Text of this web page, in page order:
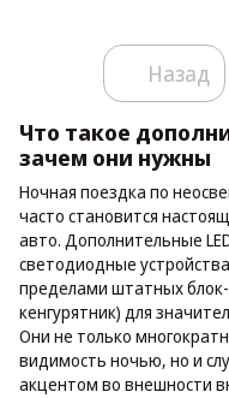
Назад
Что такое
зачем они нужны
Ночная поездка по
часто становится
авто. Дополнительные
светодиодные
пределами штатных
кенгурятник) для
Они не только
видимость ночью, но и
акцентом во внешности